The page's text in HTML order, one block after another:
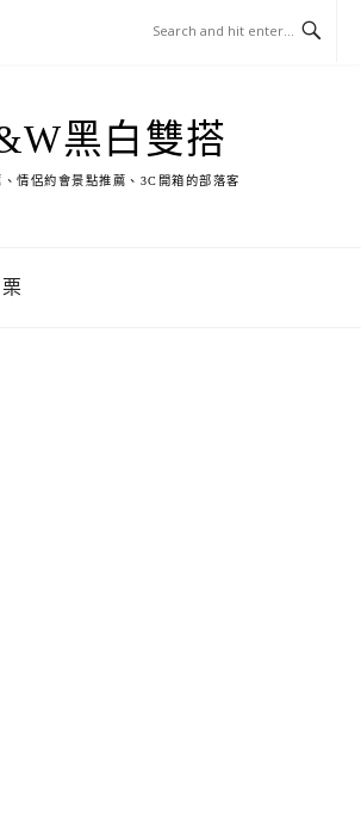
黑白雙搭
、情侶約會景點推薦、3C開箱的部落客